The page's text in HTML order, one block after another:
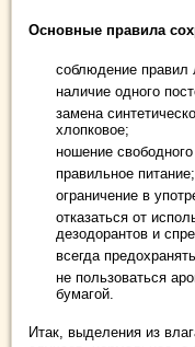
Основные правила
соблюдение правил
наличие одного
замена
хлопковое;
ношение
правильное питание;
ограничение в
отказаться от
дезодорантов и
всегда
не пользоваться
бумагой.
Итак, выделения из